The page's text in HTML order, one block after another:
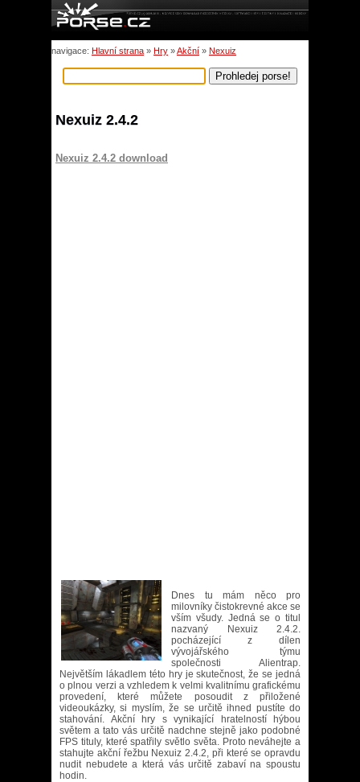
navigace: Hlavní strana » Hry »Akční » Nexuiz
Nexuiz 2.4.2
Nexuiz 2.4.2 download
Dnes tu mám něco pro
milovníky čistokrevné akce se
vším všudy. Jedná se o titul
nazvaný Nexuiz 2.4.2.
pocházející z dílen
vývojářského týmu
společnosti Alientrap.
Největším lákadlem této hry je skutečnost, že se jedná
o plnou verzi a vzhledem k velmi kvalitnímu grafickému
provedení, které můžete posoudit z přiložené
videoukázky, si myslím, že se určitě ihned pustíte do
stahování. Akční hry s vynikající hratelností hýbou
světem a tato vás určitě nadchne stejně jako podobné
FPS tituly, které spatřily světlo světa. Proto neváhejte a
stahujte akční řežbu Nexuiz 2.4.2, při které se opravdu
nudit nebudete a která vás určitě zabaví na spoustu
hodin.